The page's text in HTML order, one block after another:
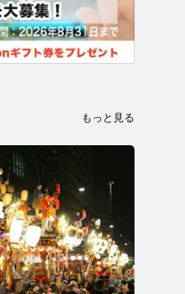
もっと見る